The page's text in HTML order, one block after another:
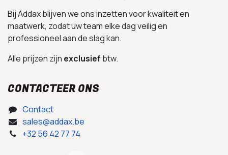
Bij Addax blijven we ons inzetten voor kwaliteit en
maatwerk, zodat uw team elke dag veilig en
professioneel aan de slag kan.
Alle prijzen zijn exclusief btw.
CONTACTEER ONS
Contact
sales@addax.be
+32 56 42 77 74